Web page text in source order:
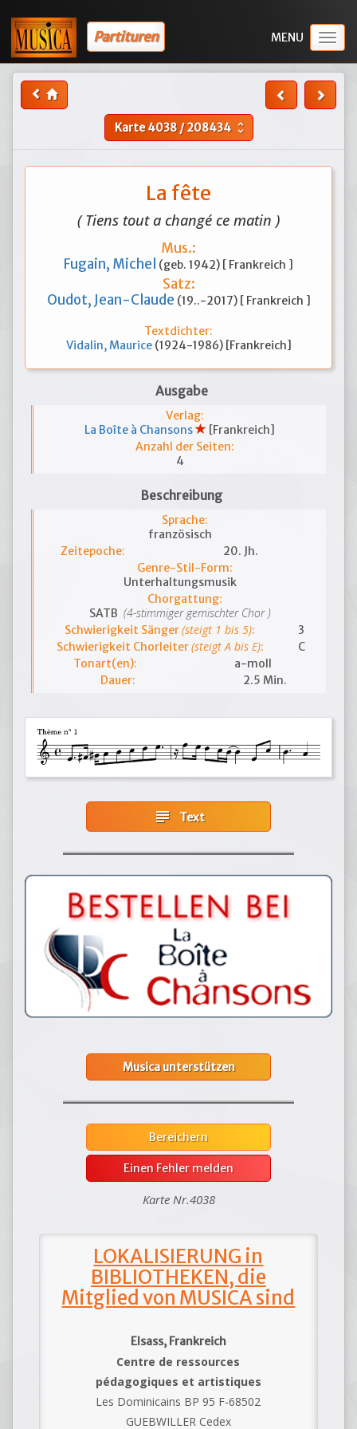
Partituren
Karte4038/208434 unfold_more
La fête
( Tiens tout a changé ce matin )
Mus.:
Fugain, Michel (geb. 1942) [ Frankreich ]
Satz:
Oudot, Jean-Claude (19..-2017) [ Frankreich ]
Textdichter:
Vidalin, Maurice (1924-1986) [Frankreich]
Ausgabe
Verlag:
La Boîte à Chansons
[Frankreich]
Anzahl der Seiten:
4
Beschreibung
Sprache:
französisch
Zeitepoche:
20. Jh.
Genre-Stil-Form:
Unterhaltungsmusik
Chorgattung:
SATB (4-stimmiger gemischter Chor )
Schwierigkeit Sänger(steigt 1 bis 5):
3
Schwierigkeit Chorleiter(steigt A bis E):
C
Tonart(en):
a-moll
Dauer:
2.5 Min.
subject Text
Musica unterstützen
Bereichern
Einen Fehler melden
Karte Nr.4038
LOKALISIERUNG in
BIBLIOTHEKEN, die
Mitglied von MUSICA sind
Elsass, Frankreich
Centre de ressources
pédagogiques et artistiques
Les Dominicains BP 95 F-68502
GUEBWILLER Cedex